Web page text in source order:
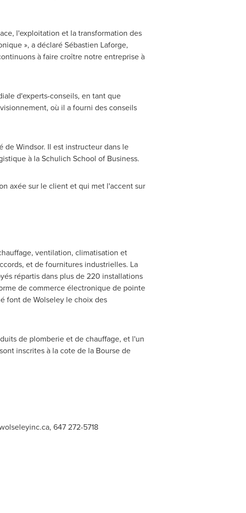
l'exploitation et la transformation des
», a déclaré Sébastien Laforge,
à faire croître notre entreprise à
d'experts-conseils, en tant que
où il a fourni des conseils
Windsor. Il est instructeur dans le
à la Schulich School of Business.
axée sur le client et qui met l'accent sur
ventilation, climatisation et
et de fournitures industrielles. La
répartis dans plus de 220 installations
de commerce électronique de pointe
font deWolseleyle choix des
de plomberie et de chauffage, et l'un
inscrites à la cote de la Bourse de
, 647 272-5718